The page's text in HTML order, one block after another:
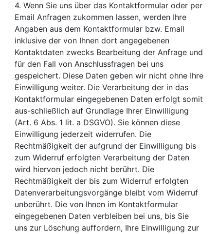
4. Wenn Sie uns über das Kontaktformular oder per
Email Anfragen zukommen lassen, werden Ihre
Angaben aus dem Kontaktformular bzw. Email
inklusive der von Ihnen dort angegebenen
Kontaktdaten zwecks Bearbeitung der Anfrage und
für den Fall von Anschlussfragen bei uns
gespeichert. Diese Daten geben wir nicht ohne Ihre
Einwilligung weiter. Die Verarbeitung der in das
Kontaktformular eingegebenen Daten erfolgt somit
aus-schließlich auf Grundlage Ihrer Einwilligung
(Art. 6 Abs. 1 lit. a DSGVO). Sie können diese
Einwilligung jederzeit widerrufen. Die
Rechtmäßigkeit der aufgrund der Einwilligung bis
zum Widerruf erfolgten Verarbeitung der Daten
wird hiervon jedoch nicht berührt. Die
Rechtmäßigkeit der bis zum Widerruf erfolgten
Datenverarbeitungsvorgänge bleibt vom Widerruf
unberührt. Die von Ihnen im Kontaktformular
eingegebenen Daten verbleiben bei uns, bis Sie
uns zur Löschung auffordern, Ihre Einwilligung zur